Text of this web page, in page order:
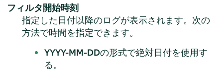
フィルタ開始時刻
指定した日付以降のログが表示されます。次の
方法で時間を指定できます。
YYYY-MM-DDの形式で絶対日付を使用す
る。